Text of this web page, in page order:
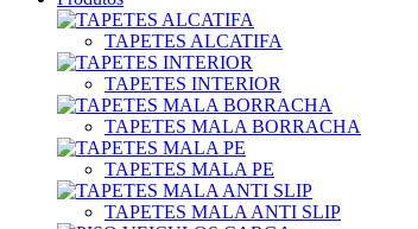
TAPETES ALCATIFA
TAPETES INTERIOR
TAPETES MALA BORRACHA
TAPETES MALA PE
TAPETES MALA ANTI SLIP